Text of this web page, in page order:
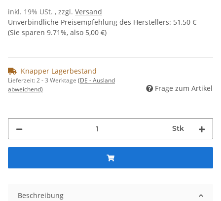
inkl. 19% USt. , zzgl. Versand
Unverbindliche Preisempfehlung des Herstellers: 51,50 €
(Sie sparen 9.71%, also 5,00 €)
Knapper Lagerbestand
Lieferzeit:2 - 3 Werktage (DE - Ausland
abweichend)
Frage zum Artikel
Stk
Beschreibung